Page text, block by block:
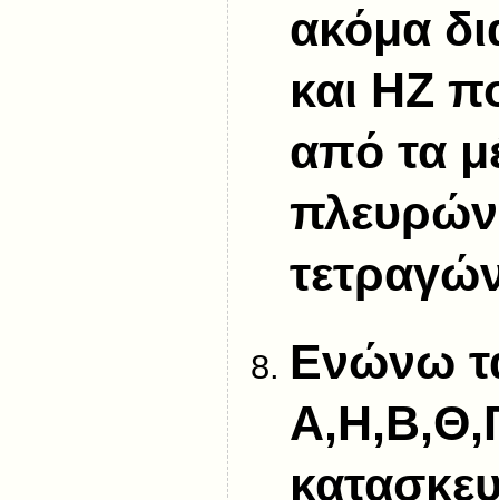
ακόμα
και ΗΖ
από τα
Ενώνω